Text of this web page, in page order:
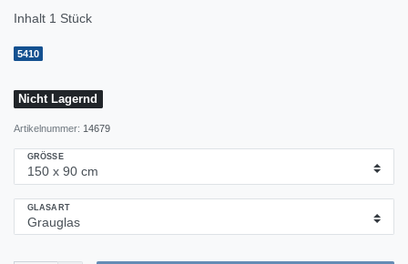
Inhalt 1 Stück
5410
Nicht Lagernd
Artikelnummer: 14679
GRÖSSE
GLASART